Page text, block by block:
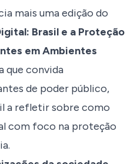
mais uma edição do
Brasil e a Proteção
em Ambientes
convida
de poder público,
a refletir sobre como
com foco na proteção